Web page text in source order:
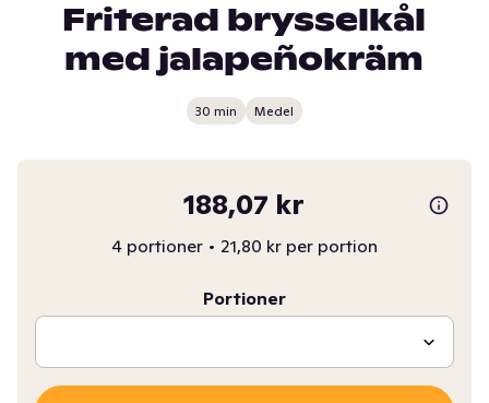
Friterad brysselkål
med jalapeñokräm
30 min Medel
188,07 kr
4 portioner • 21,80 kr per portion
Portioner